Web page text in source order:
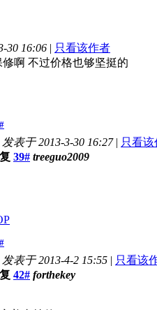
30 16:06 | 只看该作者
啊 不过价格也够坚挺的
#
发表于 2013-3-30 16:27| 只看该
39# treeguo2009
#
发表于 2013-4-2 15:55 | 只看该
42# forthekey